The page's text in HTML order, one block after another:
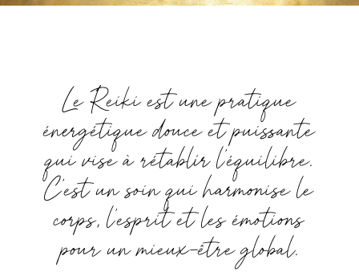
Le Reiki est une pratique
énergétique douce et puissante
qui vise à rétablir l’équilibre.
C’est un soin qui harmonise le
corps, l’esprit et les émotions
pour un mieux-être global.